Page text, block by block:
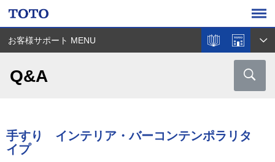
お客様サポート MENU
Q&A
手すり インテリア・バーコンテンポラリタ
イプ